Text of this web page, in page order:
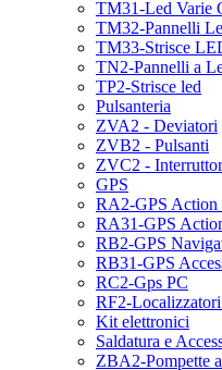
TM31-Led Varie
TM32-Pannelli
TM33-Strisce
TN2-Pannelli a
TP2-Strisce led
Pulsanteria
ZVA2 - Deviatori
ZVB2 - Pulsanti
ZVC2 -
GPS
RA2-GPS Action
RA31-GPS
RB2-GPS
RB31-GPS
RC2-Gps PC
RF2-
Kit elettronici
Saldatura e
ZBA2-Pompette